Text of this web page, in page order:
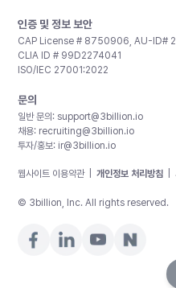
인증 및 정보 보안
CAP License # 8750906, AU-ID#
CLIA ID # 99D2274041
ISO/IEC 27001:2022
문의
일반 문의: support@3billion.io
채용: recruiting@3billion.io
투자/홍보: ir@3billion.io
웹사이트 이용약관 개인정보 처리방침
© 3billion, Inc. All rights reserved.